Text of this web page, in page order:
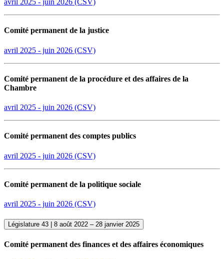
avril 2025 - juin 2026 (CSV)
Comité permanent de la justice
avril 2025 - juin 2026 (CSV)
Comité permanent de la procédure et des affaires de la
Chambre
avril 2025 - juin 2026 (CSV)
Comité permanent des comptes publics
avril 2025 - juin 2026 (CSV)
Comité permanent de la politique sociale
avril 2025 - juin 2026 (CSV)
Législature 43 | 8 août 2022 – 28 janvier 2025
Comité permanent des finances et des affaires économiques